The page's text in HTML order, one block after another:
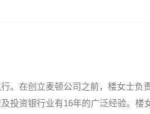
。在创立麦顿公司之前，楼女士负
投资银行业有16年的广泛经验。楼